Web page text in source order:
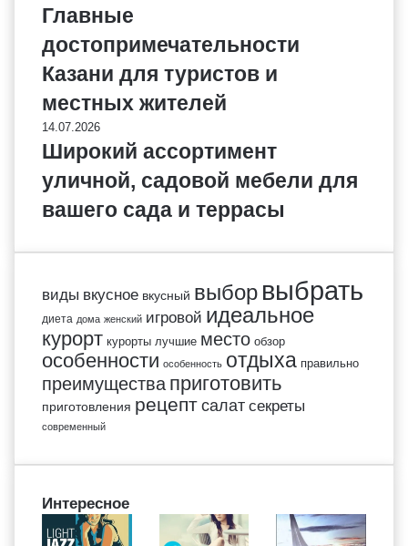
Главные
достопримечательности
Казани для туристов и
местных жителей
14.07.2026
Широкий ассортимент
уличной, садовой мебели для
вашего сада и террасы
виды вкусное вкусный выбор выбрать
диета дома женский игровой идеальное
курорт курорты лучшие место обзор
особенности особенность отдыха правильно
преимущества приготовить
приготовления рецепт салат секреты
современный
Интересное